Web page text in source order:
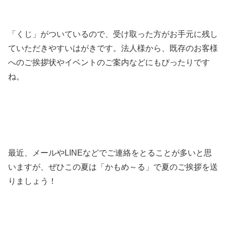
「くじ」がついているので、受け取った方がお手元に残し
ていただきやすいはがきです。法人様から、既存のお客様
へのご挨拶状やイベントのご案内などにもぴったりです
ね。
最近、メールやLINEなどでご連絡をとることが多いと思
いますが、ぜひこの夏は「かもめ～る」で夏のご挨拶を送
りましょう！